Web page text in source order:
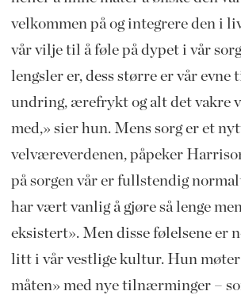
velkommen på og integrere den i
vår vilje til å føle på dypet i vår
lengsler er, dess større er vår evne
undring, ærefrykt og alt det vakre
med,» sier hun. Mens sorg er et
velværeverdenen, påpeker
på sorgen vår er fullstendig
har vært vanlig å gjøre så lenge
eksistert». Men disse følelsene er
litt i vår vestlige kultur. Hun møter
måten» med nye tilnærminger –